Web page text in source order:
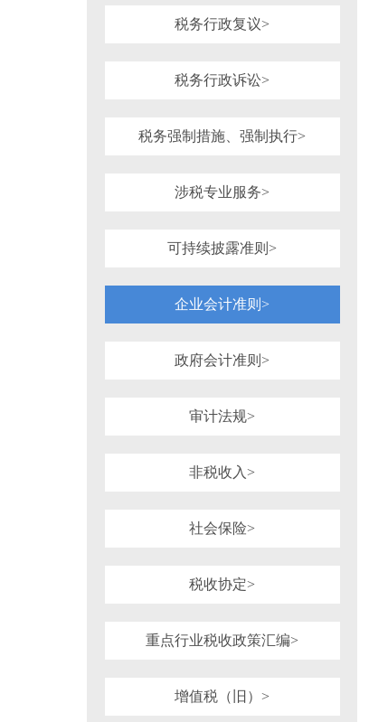
税务行政复议>
税务行政诉讼>
税务强制措施、强制执行>
涉税专业服务>
可持续披露准则>
企业会计准则>
政府会计准则>
审计法规>
非税收入>
社会保险>
税收协定>
重点行业税收政策汇编>
增值税（旧）>